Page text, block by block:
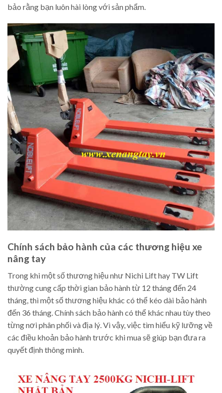
bảo rằng bạn luôn hài lòng với sản phẩm.
Chính sách bảo hành của các thương hiệu xe
nâng tay
Trong khi một số thương hiệu như Nichi Lift hay TW Lift
thường cung cấp thời gian bảo hành từ 12 tháng đến 24
tháng, thì một số thương hiệu khác có thể kéo dài bảo hành
đến 36 tháng. Chính sách bảo hành có thể khác nhau tùy theo
từng nơi phân phối và địa lý. Vì vậy, việc tìm hiểu kỹ lưỡng về
các điều khoản bảo hành trước khi mua sẽ giúp bạn đưa ra
quyết định thông minh.